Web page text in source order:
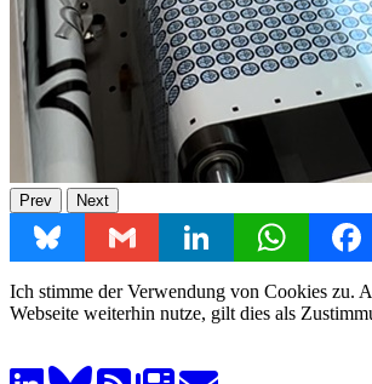
Prev Next
Bluesky Gmail LinkedIn WhatsApp
Ich stimme der Verwendung von Cookies zu.
Webseite weiterhin nutze, gilt dies als